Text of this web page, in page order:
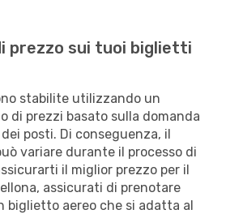
prezzo sui tuoi biglietti
stabilite utilizzando un
di prezzi basato sulla domanda
posti. Di conseguenza, il
variare durante il processo di
il miglior prezzo per il
assicurati di prenotare
biglietto aereo che si adatta al